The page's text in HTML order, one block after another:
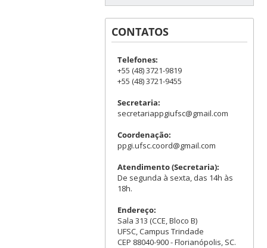
CONTATOS
Telefones:
+55 (48) 3721-9819
+55 (48) 3721-9455
Secretaria:
secretariappgiufsc@gmail.com
Coordenação:
ppgi.ufsc.coord@gmail.com
Atendimento (Secretaria):
De segunda à sexta, das 14h às
18h.
Endereço:
Sala 313 (CCE, Bloco B)
UFSC, Campus Trindade
CEP 88040-900 - Florianópolis, SC.